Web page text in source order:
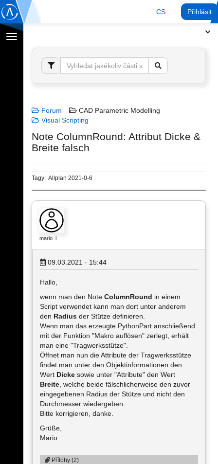
CS Přihlásit
Přepnout
navigaci
Forum
CAD Parametric Modelling
Visual Scripting
Note ColumnRound: Attribut Dicke &
Breite falsch
Tagy: Allplan 2021-0-6
mario_l
09.03.2021 - 15:44
Hallo,
wenn man den Note ColumnRound in einem
Script verwendet kann man dort unter anderem
den Radius der Stütze definieren.
Wenn man das erzeugte PythonPart anschließend
mit der Funktion "Makro auflösen" zerlegt, erhält
man eine "Tragwerksstütze".
Öffnet man nun die Attribute der Tragwerksstütze
findet man unter den Objektinformationen den
Wert Dicke sowie unter "Attribute" den Wert
Breite , welche beide fälschlicherweise den zuvor
eingegebenen Radius der Stütze und nicht den
Durchmesser wiedergeben.
Bitte korrigieren, danke.
Grüße,
Mario
Přílohy (2)